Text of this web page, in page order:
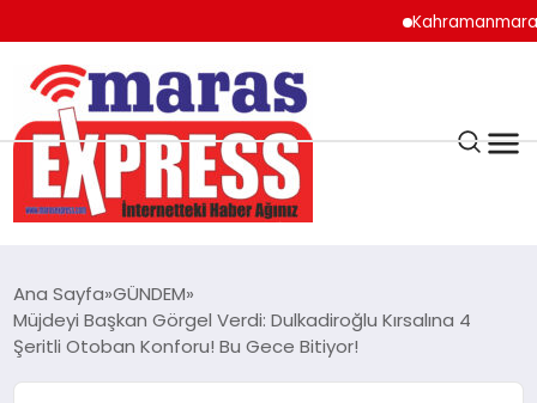
Kahramanmaraş’ta
K.MARAŞ
ANDIRIN
AFŞİN
Ana Sayfa GÜNDEM
Müjdeyi Başkan Görgel Verdi: Dulkadiroğlu Kırsalına 4
Şeritli Otoban Konforu! Bu Gece Bitiyor!